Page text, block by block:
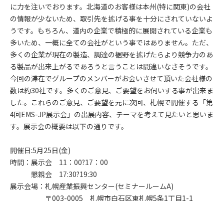
に力を注いでおります。北海道のお客様は本州(特に関東)の会社
の情報が少ないため、取引先を拡げる事を十分にされていないよ
うです。もちろん、道内の企業で積極的に展開されている企業も
多いため、一概に全ての会社がという事ではありません。ただ、
多くの企業が現在の製造、調達の裾野を拡げたらより競争力のあ
る製品が出来上がるであろうと言うことは間違いなさそうです。
今回の滞在でグループのメンバーがお会いさせて頂いた会社様の
数は約30社です。多くのご意見、ご要望をお伺いする事が出来ま
した。これらのご意見、ご要望を元に次回、札幌で開催する「第
4回EMS-JP展示会」の出展内容、テーマを考えて見たいと思いま
す。展示会の概要は以下の通りです。
開催日:5月25日(金)
時間：展示会 11：00?17：00
懇親会 17:30?19:30
展示会場：札幌産業振興センター(セミナールームA)
〒003-0005 札幌市白石区東札幌5条1丁目1-1